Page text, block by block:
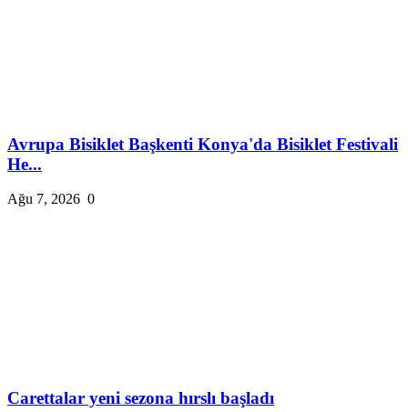
Avrupa Bisiklet Başkenti Konya'da Bisiklet Festivali
He...
Ağu 7, 2026 0
Carettalar yeni sezona hırslı başladı